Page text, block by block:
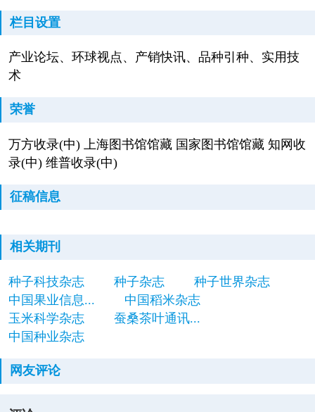
栏目设置
产业论坛、环球视点、产销快讯、品种引种、实用技
术
荣誉
万方收录(中) 上海图书馆馆藏 国家图书馆馆藏 知网收
录(中) 维普收录(中)
征稿信息
相关期刊
种子科技杂志 种子杂志
种子世界杂志
中国果业信息...
中国稻米杂志
玉米科学杂志
蚕桑茶叶通讯...
中国种业杂志
网友评论